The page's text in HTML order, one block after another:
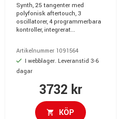
Synth, 25 tangenter med
polyfonisk aftertouch, 3
oscillatorer, 4 programmerbara
kontroller, integrerat...
Artikelnummer 1091564
I webblager. Leveranstid 3-6
dagar
3732 kr
KÖP